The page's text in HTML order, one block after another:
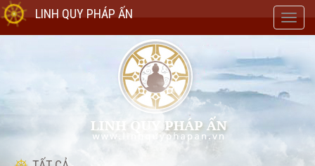
LINH QUY PHÁP ẤN